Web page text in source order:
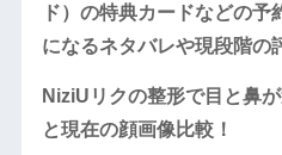
ド）の特典カードなどの
になるネタバレや現段階の
NiziUリクの整形で目と鼻
と現在の顔画像比較！